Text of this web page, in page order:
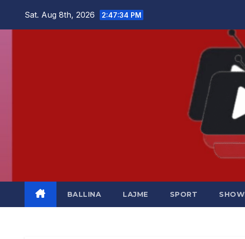
Sat. Aug 8th, 2026 2:47:35 PM
BALLINA LAJME SPORT